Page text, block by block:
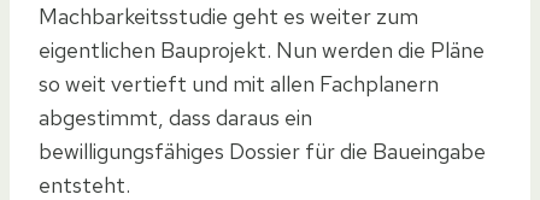
Machbarkeitsstudie geht es weiter zum
eigentlichen Bauprojekt. Nun werden die Pläne
so weit vertieft und mit allen Fachplanern
abgestimmt, dass daraus ein
bewilligungsfähiges Dossier für die Baueingabe
entsteht.